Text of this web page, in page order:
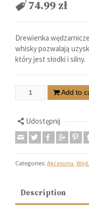
74.99 zł
Drewienka
whisky pozwalają
który jest słodki i silny.
Add to
Udostępnij
Categories: Akcesoria,
Description